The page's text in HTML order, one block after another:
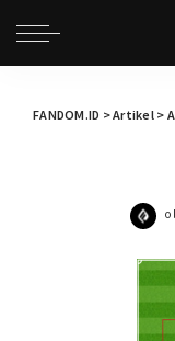
FANDOM.ID >Artikel>